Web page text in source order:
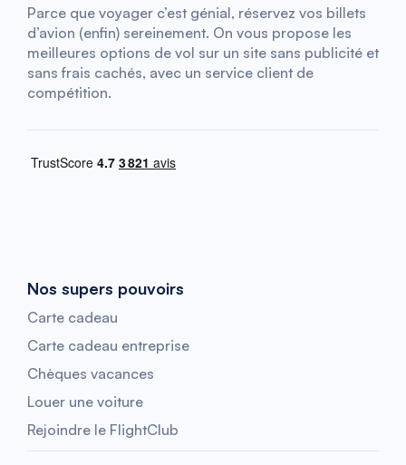
Parce que voyager c’est génial, réservez vos billets
d’avion (enfin) sereinement. On vous propose les
meilleures options de vol sur un site sans publicité et
sans frais cachés, avec un service client de
compétition.
Nos supers pouvoirs
Carte cadeau
Carte cadeau entreprise
Chèques vacances
Louer une voiture
Rejoindre le FlightClub